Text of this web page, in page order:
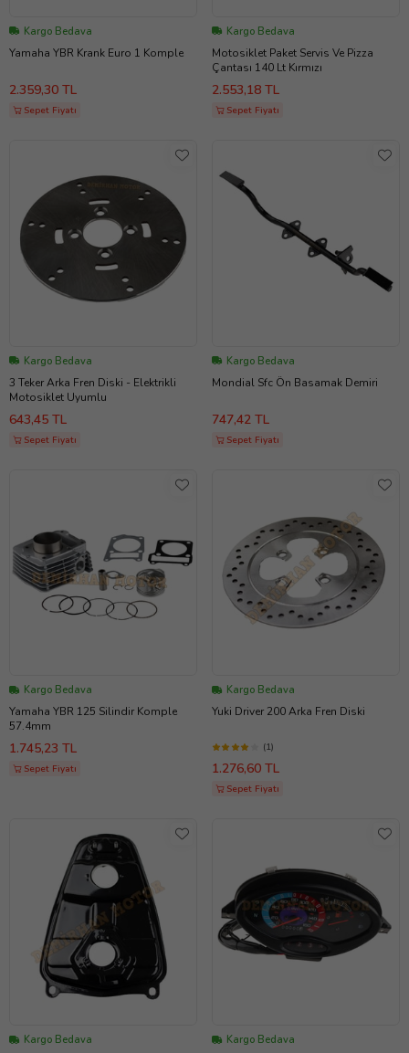
Kargo Bedava
Yamaha YBR Krank Euro 1 Komple
2.359,30 TL
Sepet Fiyatı
Kargo Bedava
Motosiklet Paket Servis Ve Pizza
Çantası 140 Lt Kırmızı
2.553,18 TL
Sepet Fiyatı
Kargo Bedava
3 Teker Arka Fren Diski - Elektrikli
Motosiklet Uyumlu
643,45 TL
Sepet Fiyatı
Kargo Bedava
Mondial Sfc Ön Basamak Demiri
747,42 TL
Sepet Fiyatı
Kargo Bedava
Yamaha YBR 125 Silindir Komple
57.4mm
1.745,23 TL
Sepet Fiyatı
Kargo Bedava
Yuki Driver 200 Arka Fren Diski
(1)
1.276,60 TL
Sepet Fiyatı
Kargo Bedava Kargo Bedava